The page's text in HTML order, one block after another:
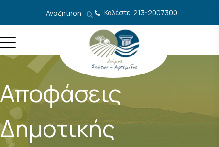
Αναζήτηση Καλέστε: 213-2007300
Αποφάσεις
Δημοτικής